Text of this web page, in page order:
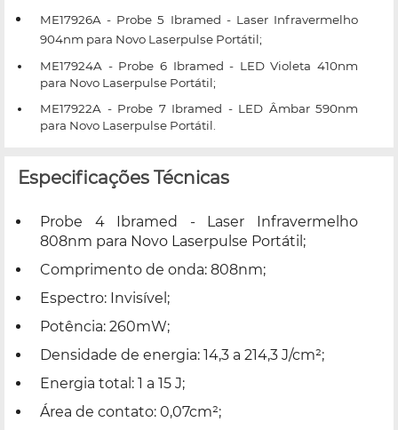
ME17926A - Probe 5 Ibramed - Laser Infravermelho
904nm para Novo Laserpulse Portátil;
ME17924A - Probe 6 Ibramed - LED Violeta 410nm
para Novo Laserpulse Portátil;
ME17922A - Probe 7 Ibramed - LED Âmbar 590nm
para Novo Laserpulse Portátil.
Especificações Técnicas
Probe 4 Ibramed - Laser Infravermelho
808nm para Novo Laserpulse Portátil;
Comprimento de onda: 808nm;
Espectro: Invisível;
Potência: 260mW;
Densidade de energia: 14,3 a 214,3 J/cm²;
Energia total: 1 a 15 J;
Área de contato: 0,07cm²;